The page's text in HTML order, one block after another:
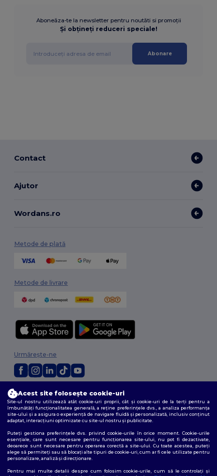
Aboneăza-te la newsletter pentru noutăti si promoții
Și obțineți reduceri speciale!
Abonare
Contact
Ajutor
Wordans.ro
Metode de plată
Metode de livrare
2026. Toate drepturile rezervate
Termeni și condiții| Politica de confidențialitate|Politica privind cookie-
urile|Sitemap
Urmărește-ne
Acest site folosește cookie-uri
Site-ul nostru utilizează atât cookie-uri proprii, cât și cookie-uri de la terți pentru a
îmbunătăți funcționalitatea generală, a reține preferințele dvs., a analiza performanța
site-ului și a asigura o experiență de navigare fluidă și personalizată, inclusiv conținut
adaptat, interacțiuni optimizate cu site-ul nostru și publicitate.
Puteți gestiona preferințele dvs. privind cookie-urile în orice moment. Cookie-urile
esențiale, care sunt necesare pentru funcționarea site-ului, nu pot fi dezactivate,
deoarece sunt necesare pentru operarea corectă a site-ului. Cu toate acestea, puteți
alege să permiteți sau să blocați alte tipuri de cookie-uri, cum ar fi cele utilizate pentru
personalizare, analiză și direcționare.
Pentru mai multe detalii despre cum folosim cookie-urile, cum să le controlați și